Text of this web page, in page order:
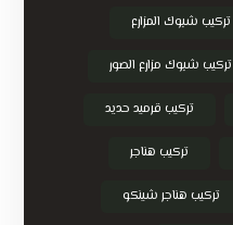
تركيب شبوك المزارع
تركيب شبوك مزارع الصور
تركيب قرميد حديد
تركيب هناجر
تركيب هناجر شينكو